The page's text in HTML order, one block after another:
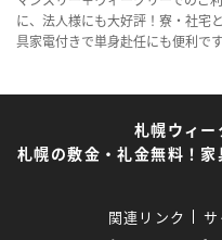
に、法人様にも大好評！寮・社宅
具家電付きで単身赴任にも便利です
札幌ウィ
札幌の敷金・礼金無料！
関連リンク